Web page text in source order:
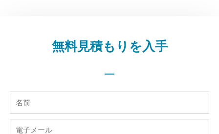
無料見積もりを入手